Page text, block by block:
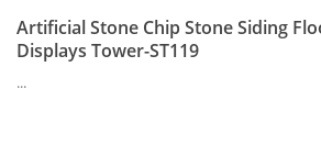
Artificial Stone Chip Stone Siding
Displays Tower-ST119
...